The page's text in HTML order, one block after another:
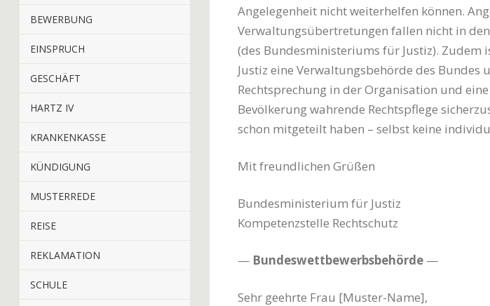
BEWERBUNG
EINSPRUCH
GESCHÄFT
HARTZ IV
KRANKENKASSE
KÜNDIGUNG
MUSTERREDE
REISE
REKLAMATION
SCHULE
Angelegenheit nicht weiterhelfen können.
Verwaltungsübertretungen fallen nicht in
(des Bundesministeriums für Justiz).
Justiz eine Verwaltungsbehörde des
Rechtsprechung in der Organisation und
Bevölkerung wahrende Rechtspflege
schon mitgeteilt haben – selbst keine
Mit freundlichen Grüßen
Bundesministerium für Justiz
Kompetenzstelle Rechtschutz
— Bundeswettbewerbsbehörde —
Sehr geehrte Frau [Muster-Name],